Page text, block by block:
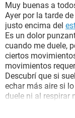
SEXUALIDAD
GLOSARIO
Muy buenas a
Ayer por la tarde
justo encima del
Es un dolor
cuando me duele,
ciertos
movimientos
Descubrí que si
echar más aire si
duele ni al respirar
Es un dolor